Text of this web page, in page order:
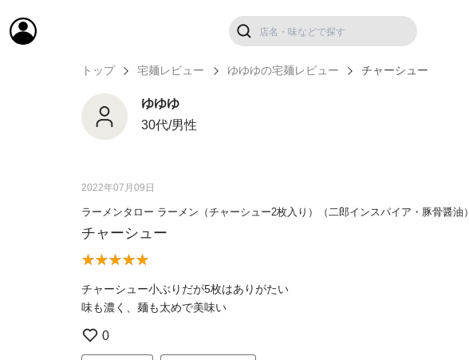
トップ 宅麺レビュー ゆゆゆの宅麺レビュー チャーシュー
ゆゆゆ
30代/男性
2022年07月09日
ラーメンタロー ラーメン（チャーシュー2枚入り）（二郎インスパイア・豚骨醤油）
チャーシュー
チャーシュー小ぶりだが5枚はありがたい
味も濃く、麺も太めで美味い
0